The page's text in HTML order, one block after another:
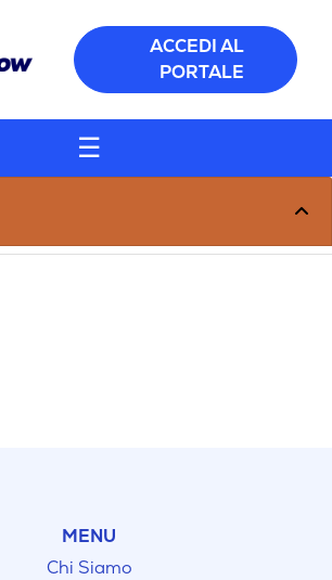
ACCEDI AL
PORTALE
☰
MENU
Chi Siamo